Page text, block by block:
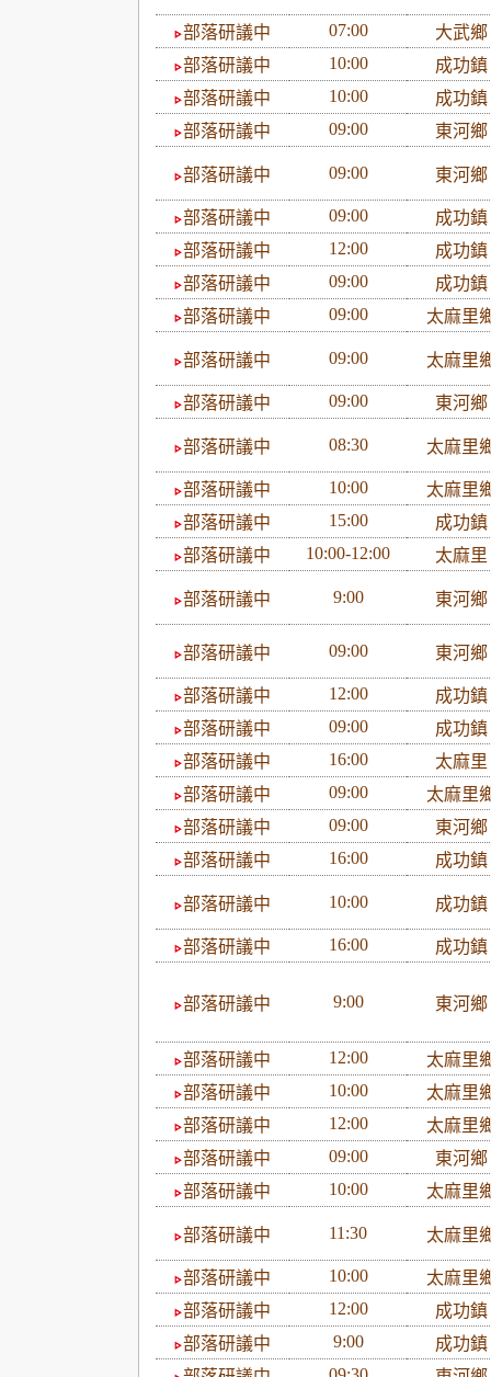
部落研議中 07:00
大武鄉
部落研議中
10:00
成功鎮
部落研議中
10:00
成功鎮
部落研議中
09:00 東河鄉
部落研議中 09:00 東河鄉
部落研議中 09:00
成功鎮
部落研議中
12:00
成功鎮
部落研議中
09:00
成功鎮
部落研議中
09:00 太麻里
部落研議中 09:00 太麻里
部落研議中 09:00 東河鄉
部落研議中 08:30 太麻里
部落研議中 10:00
太麻里
部落研議中
15:00
成功鎮
部落研議中
10:00-12:00 太麻里
部落研議中 9:00 東河鄉
部落研議中 09:00 東河鄉
部落研議中 12:00
成功鎮
部落研議中
09:00
成功鎮
部落研議中
16:00
太麻里
部落研議中
09:00
太麻里
部落研議中
09:00
東河鄉
部落研議中
16:00 成功鎮
部落研議中 10:00 成功鎮
部落研議中 16:00 成功鎮
部落研議中 9:00 東河鄉
部落研議中 12:00
太麻里
部落研議中
10:00
太麻里
部落研議中
12:00
太麻里
部落研議中
09:00
東河鄉
部落研議中
10:00 太麻里
部落研議中 11:30 太麻里
部落研議中 10:00
太麻里
部落研議中
12:00
成功鎮
部落研議中
9:00
成功鎮